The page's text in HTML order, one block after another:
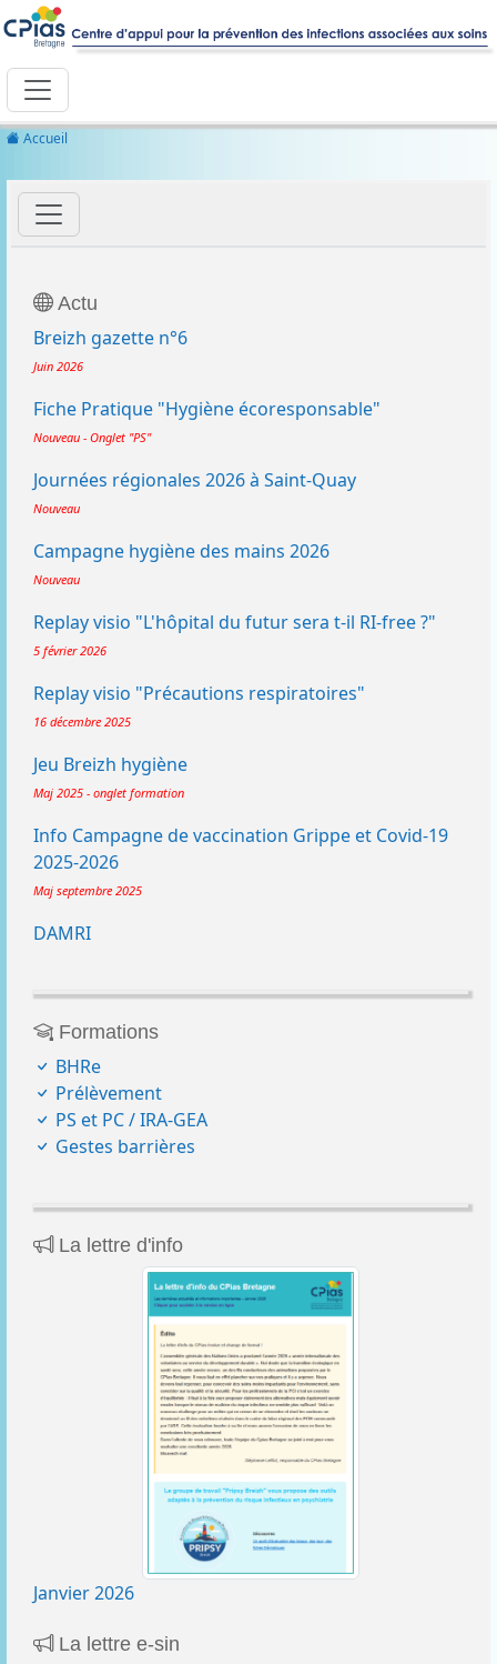
Accueil
Actu
Breizh gazette n°6
Juin 2026
Fiche Pratique "Hygiène écoresponsable"
Nouveau - Onglet "PS"
Journées régionales 2026 à Saint-Quay
Nouveau
Campagne hygiène des mains 2026
Nouveau
Replay visio "L'hôpital du futur sera t-il RI-free ?"
5 février 2026
Replay visio "Précautions respiratoires"
16 décembre 2025
Jeu Breizh hygiène
Maj 2025 - onglet formation
Info Campagne de vaccination Grippe et Covid-19
2025-2026
Maj septembre 2025
DAMRI
Formations
BHRe
Prélèvement
PS et PC / IRA-GEA
Gestes barrières
La lettre d'info
Janvier 2026
La lettre e-sin